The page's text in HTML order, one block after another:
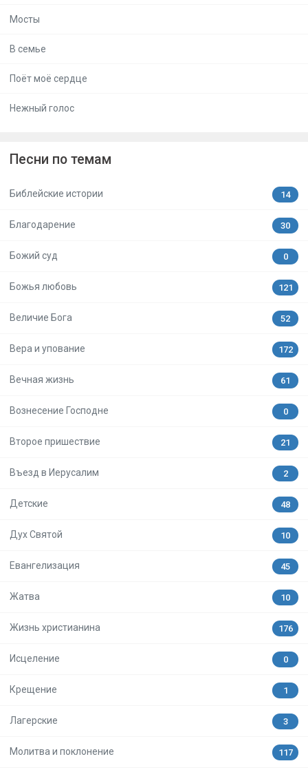
Мосты
В семье
Поёт моё сердце
Нежный голос
Песни по темам
Библейские истории 14
Благодарение 30
Божий суд 0
Божья любовь 121
Величие Бога 52
Вера и упование 172
Вечная жизнь 61
Вознесение Господне 0
Второе пришествие 21
Въезд в Иерусалим 2
Детские 48
Дух Святой 10
Евангелизация 45
Жатва 10
Жизнь христианина 176
Исцеление 0
Крещение 1
Лагерские 3
Молитва и поклонение 117